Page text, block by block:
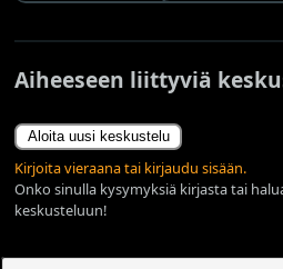
Aiheeseen liittyviä
Aloita uusi keskustelu
Kirjoita vieraana tai kirjaudu sisään.
Onko sinulla kysymyksiä kirjasta tai
keskusteluun!